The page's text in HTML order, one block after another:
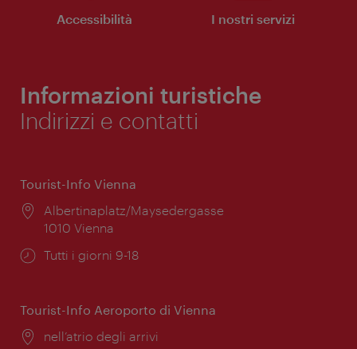
Accessibilità I nostri servizi
Informazioni turistiche
Indirizzi e contatti
Tourist-Info Vienna
Posizione:
Albertinaplatz/Maysedergasse
1010 Vienna
Orari
Tutti i giorni 9-18
Tourist-Info Aeroporto di Vienna
Posizione:
nell’atrio degli arrivi